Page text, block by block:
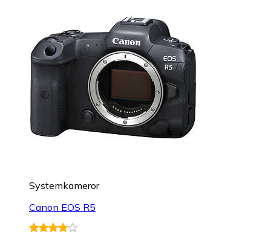
Systemkameror
Canon EOS R5